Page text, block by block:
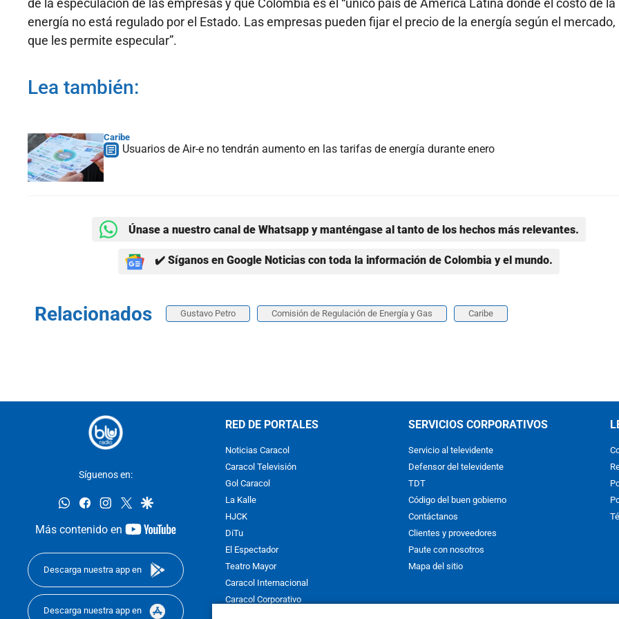
de la especulación de las empresas y que Colombia es el “único país de América Latina donde el costo de la
energía no está regulado por el Estado. Las empresas pueden fijar el precio de la energía según el mercado,
que les permite especular”.
Lea también:
Caribe
Usuarios de Air-e no tendrán aumento en las tarifas de energía durante enero
Únase a nuestro canal de Whatsapp y manténgase al tanto de los hechos más relevantes.
✔️ Síganos en Google Noticias con toda la información de Colombia y el mundo.
Relacionados Gustavo Petro Comisión de Regulación de Energía y Gas Caribe
Síguenos en:
whatsappfacebookinstagram
twittergoogle
Más contenido en
youtube-
Descarga nuestra app en
Descarga nuestra app en
RED DE PORTALES
Noticias Caracol
Caracol Televisión
Gol Caracol
La Kalle
HJCK
DiTu
El Espectador
Teatro Mayor
Caracol Internacional
Caracol Corporativo
SERVICIOS CORPORATIVOS
Servicio al televidente
Defensor del televidente
TDT
Código del buen gobierno
Contáctanos
Clientes y proveedores
Paute con nosotros
Mapa del sitio